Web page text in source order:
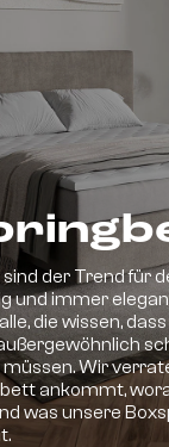
der Trend für
und immer
die wissen,
Wir
ankommt,
was unsere